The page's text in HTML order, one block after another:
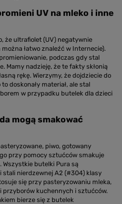
UV na mleko i inne
że ultrafiolet (UV) negatywnie
łatwo znaleźć w Internecie).
podczas gdy stal
Mamy nadzieję, że te fakty skłonią
rękę. Wierzymy, że dojdziecie do
doskonały materiał, ale stal
w przypadku butelek dla dzieci
mogą smakować
piwo, gotowany
przy pomocy sztućców smakuje
Wszystkie butelki Pura są
stali nierdzewnej A2 (#304) klasy
się przy pasteryzowaniu mleka,
przyborów kuchennych i sztućców.
bierze się z butelek